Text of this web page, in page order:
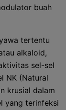
buah
tertentu
alkaloid,
sel-sel
NK (Natural
krusial dalam
yang terinfeksi